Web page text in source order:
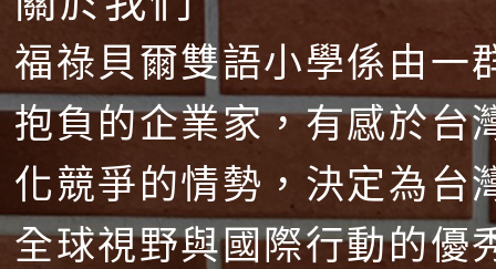
福祿貝爾雙語小學係由一
抱負的企業家，有感於台
化競爭的情勢，決定為台
全球視野與國際行動的優